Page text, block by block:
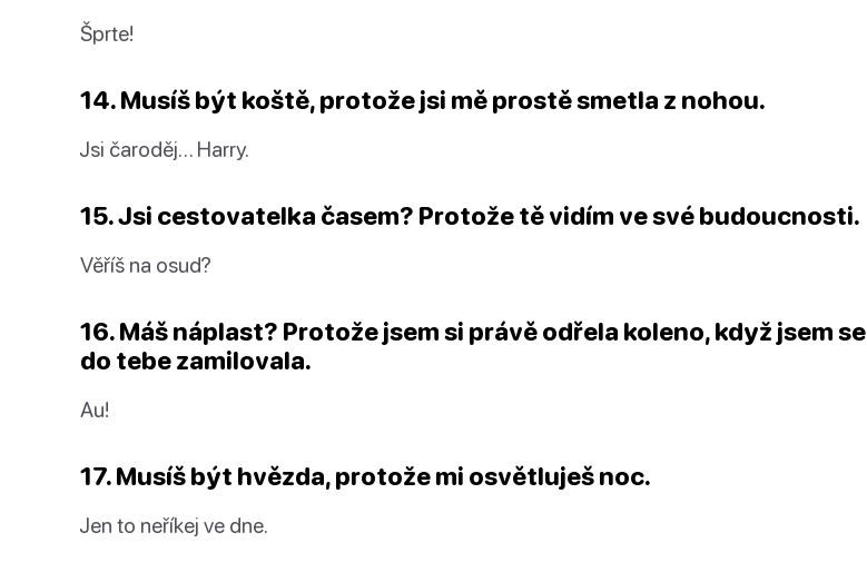
Šprte!
14. Musíš být koště, protože jsi mě prostě smetla z nohou.
Jsi čaroděj… Harry.
15. Jsi cestovatelka časem? Protože tě vidím ve své budoucnosti.
Věříš na osud?
16. Máš náplast? Protože jsem si právě odřela koleno, když jsem se
do tebe zamilovala.
Au!
17. Musíš být hvězda, protože mi osvětluješ noc.
Jen to neříkej ve dne.